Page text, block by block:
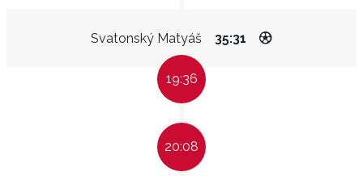
Svatonský Matyáš 35:31
19:36
20:08